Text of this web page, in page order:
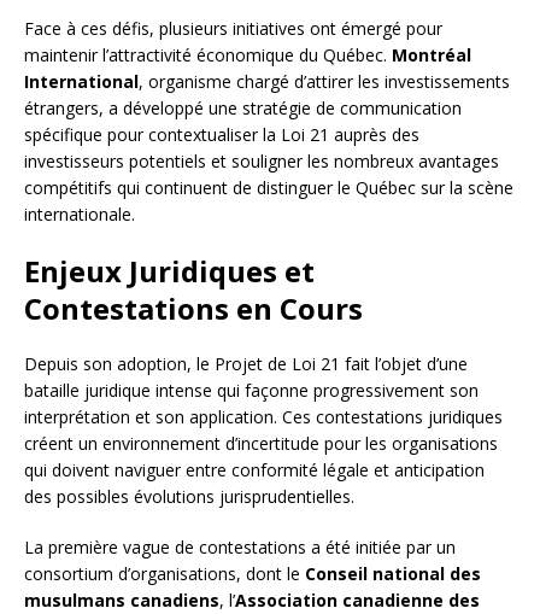
Face à ces défis, plusieurs initiatives ont émergé pour
maintenir l’attractivité économique du Québec. Montréal
International, organisme chargé d’attirer les investissements
étrangers, a développé une stratégie de communication
spécifique pour contextualiser la Loi 21 auprès des
investisseurs potentiels et souligner les nombreux avantages
compétitifs qui continuent de distinguer le Québec sur la scène
internationale.
Enjeux Juridiques et
Contestations en Cours
Depuis son adoption, le Projet de Loi 21 fait l’objet d’une
bataille juridique intense qui façonne progressivement son
interprétation et son application. Ces contestations juridiques
créent un environnement d’incertitude pour les organisations
qui doivent naviguer entre conformité légale et anticipation
des possibles évolutions jurisprudentielles.
La première vague de contestations a été initiée par un
consortium d’organisations, dont le Conseil national des
musulmans canadiens, l’Association canadienne des